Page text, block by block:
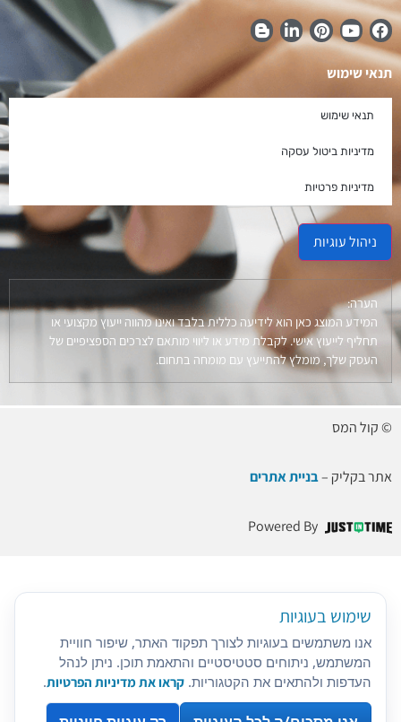
תנאי שימוש
תנאי שימוש
מדיניות ביטול עסקה
מדיניות פרטיות
ניהול עוגיות
הערה:
המידע המוצג כאן הוא לידיעה כללית בלבד ואינו מהווה ייעוץ מקצועי או
תחליף לייעוץ אישי. לקבלת מידע או ליווי מותאם לצרכים הספציפיים של
העסק שלך, מומלץ להתייעץ עם מומחה בתחום.
© קול המס
אתר בקליק –בניית אתרים
Powered By
שימוש בעוגיות
אנו משתמשים בעוגיות לצורך תפקוד האתר, שיפור חוויית
המשתמש, ניתוחים סטטיסטיים והתאמת תוכן. ניתן לנהל
העדפות ולהתאים את הקטגוריות. קראו את מדיניות הפרטיות.